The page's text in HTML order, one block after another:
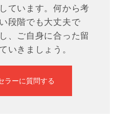
ています。何から考
段階でも大丈夫で
、ご自身に合った留
いきましょう。
ラーに質問する